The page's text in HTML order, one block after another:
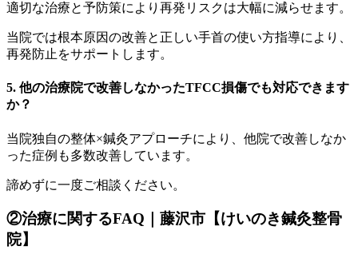
適切な治療と予防策により再発リスクは大幅に減らせます。
当院では根本原因の改善と正しい手首の使い方指導により、
再発防止をサポートします。
5. 他の治療院で改善しなかったTFCC損傷でも対応できます
か？
当院独自の整体×鍼灸アプローチにより、他院で改善しなか
った症例も多数改善しています。
諦めずに一度ご相談ください。
②治療に関するFAQ ｜藤沢市【けいのき鍼灸整骨
院】